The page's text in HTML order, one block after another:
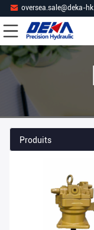
oversea.sale@deka-
Produits